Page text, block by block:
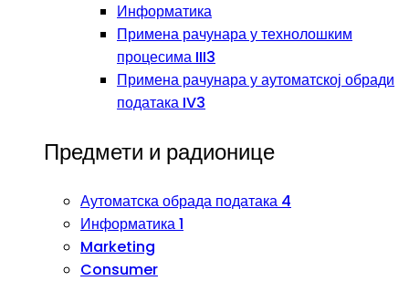
Информатика
Примена рачунара у технолошким
процесима III3
Примена рачунара у аутоматској обради
података IV3
Предмети и радионице
Аутоматска обрада података 4
Информатика 1
Marketing
Consumer